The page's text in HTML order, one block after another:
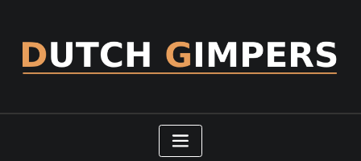
inhoud